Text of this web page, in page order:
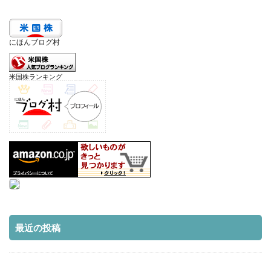
にほんブログ村
米国株ランキング
最近の投稿